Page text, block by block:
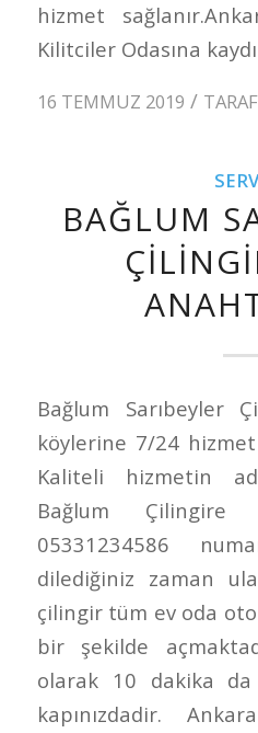
hizmet
Kilitciler Odasına
16 TEMMUZ 2019 /
BAĞLUM
Bağlum Sarıbeyler
köylerine 7/24
Kaliteli hizmetin
Bağlum Çilingire
05331234586
dilediğiniz zaman
çilingir tüm ev oda oto
bir şekilde
olarak 10 dakika
kapınızdadir.